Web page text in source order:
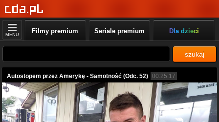
MENU Filmy premium Seriale premium Dla dzieci
szukaj
Autostopem przez Amerykę - Samotność (Odc. 52) 00:25:17